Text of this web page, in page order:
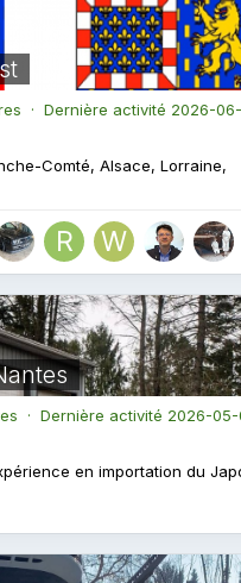
· Dernière activité 2026-
Comté, Alsace, Lorraine,
· Dernière activité 2026-05-
en importation du